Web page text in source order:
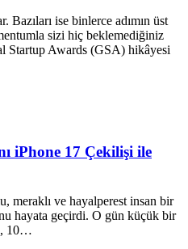
Bazıları ise binlerce adımın üst
sizi hiç beklemediğiniz
Startup Awards (GSA) hikâyesi
iPhone 17 Çekilişi ile
meraklı ve hayalperest insan bir
hayata geçirdi. O gün küçük bir
10…